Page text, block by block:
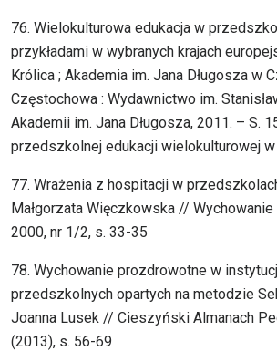
76. Wielokulturowa edukacja w
przykładami w wybranych krajach
Królica ; Akademia im. Jana Długosza w
Częstochowa : Wydawnictwo im.
Akademii im. Jana Długosza, 2011. – S.
przedszkolnej edukacji wielokulturowej
77. Wrażenia z hospitacji w
Małgorzata Więczkowska //
2000, nr 1/2, s. 33-35
78. Wychowanie prozdrowotne w
przedszkolnych opartych na metodzie
Joanna Lusek // Cieszyński Almanach
(2013), s. 56-69